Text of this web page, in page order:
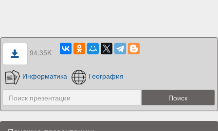
94.35K
Информатика География